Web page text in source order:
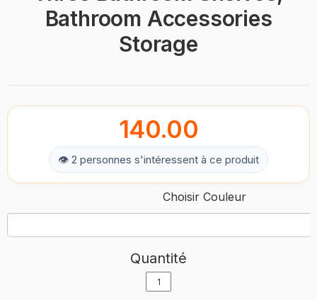
Bathroom Accessories
Storage
140.00
👁 2 personnes s'intéressent à ce produit
Choisir Couleur
Quantité